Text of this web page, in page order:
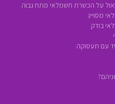
על הכשרת חשמלאי מתח גבוה
מסוייג
בודק